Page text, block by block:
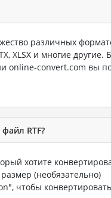
различных
XLSX и многие другие.
online-convert.com вы
RTF?
хотите
(необязательно)
чтобы